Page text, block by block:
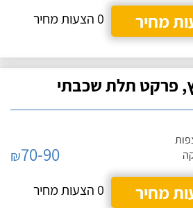
מחיר
0 הצעות מחיר
פרקט תלת שכבתי
₪70-90
מחיר
0 הצעות מחיר